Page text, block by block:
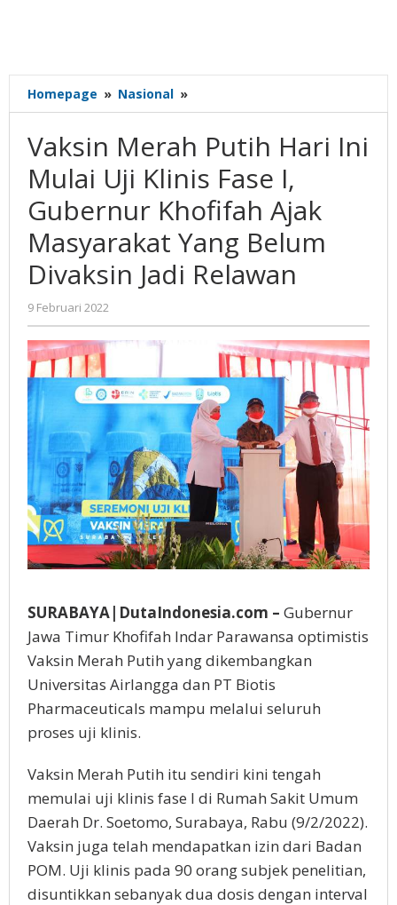
Homepage » Nasional »
Merah
Hari
Ini
Mulai
Uji
Klinis
Fase
Gubernur
Yang
Belum
Divaksin
Jadi
Relawan
Vaksin Merah Putih Hari Ini
Mulai Uji Klinis Fase I,
Gubernur Khofifah Ajak
Masyarakat Yang Belum
Divaksin Jadi Relawan
9 Februari 2022
Gatot
Susanto
SURABAYA|DutaIndonesia.com – Gubernur
Jawa Timur Khofifah Indar Parawansa optimistis
Vaksin Merah Putih yang dikembangkan
Universitas Airlangga dan PT Biotis
Pharmaceuticals mampu melalui seluruh
proses uji klinis.
Vaksin Merah Putih itu sendiri kini tengah
memulai uji klinis fase I di Rumah Sakit Umum
Daerah Dr. Soetomo, Surabaya, Rabu (9/2/2022).
Vaksin juga telah mendapatkan izin dari Badan
POM. Uji klinis pada 90 orang subjek penelitian,
disuntikkan sebanyak dua dosis dengan interval